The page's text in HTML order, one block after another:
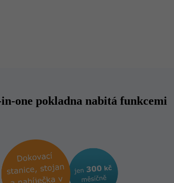
one pokladna nabitá funkcemi